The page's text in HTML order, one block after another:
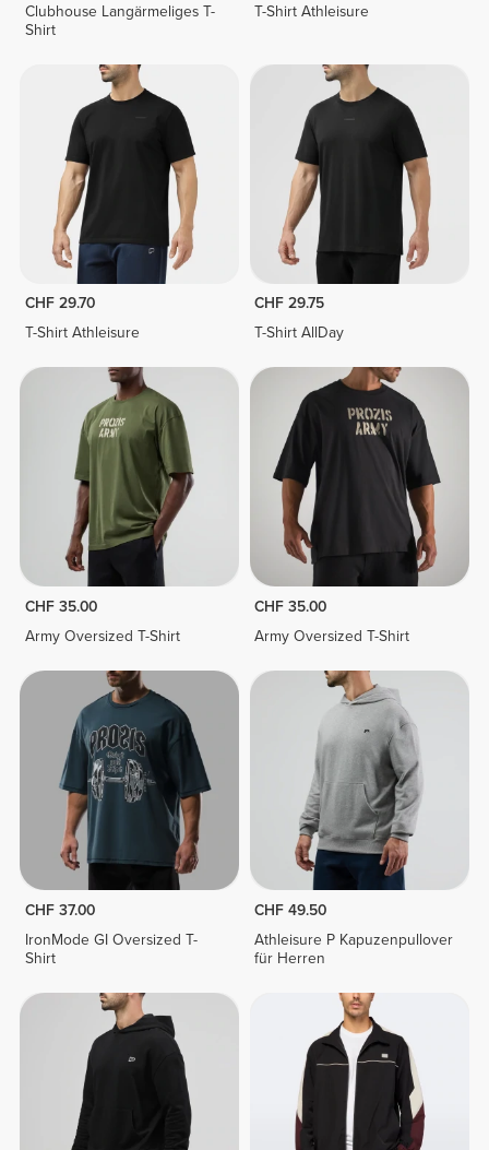
Clubhouse Langärmeliges T-
Shirt
T-Shirt Athleisure
CHF 29.70
T-Shirt Athleisure
CHF 29.75
T-Shirt AllDay
CHF 35.00
Army Oversized T-Shirt
CHF 35.00
Army Oversized T-Shirt
CHF 37.00
IronMode GI Oversized T-
Shirt
CHF 49.50
Athleisure P Kapuzenpullover
für Herren